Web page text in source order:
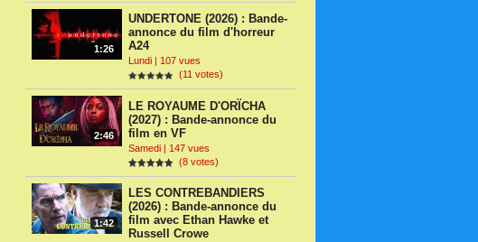
1:26
UNDERTONE (2026) : Bande-
annonce du film d'horreur
A24
Lundi | 107 vues
(11 votes)
2:46
LE ROYAUME D'ORÏCHA
(2027) : Bande-annonce du
film en VF
Samedi | 147 vues
(8 votes)
1:42
LES CONTREBANDIERS
(2026) : Bande-annonce du
film avec Ethan Hawke et
Russell Crowe